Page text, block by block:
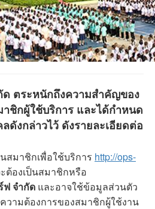
ด ตระหนักถึงความสำคัญของ
ชิกผู้ใช้บริการ และได้กำหนด
งกล่าวไว้ ดังรายละเอียดต่อ
สมาชิกเพื่อใช้บริการ http://ops-
ต้องเป็นสมาชิกหรือ
ฟ จำกัด และอาจใช้ข้อมูลส่วนตัว
วามต้องการของสมาชิกผู้ใช้งาน